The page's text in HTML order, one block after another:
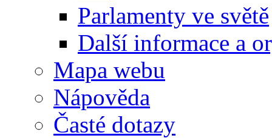
Parlamenty ve světě
Další informace a
Mapa webu
Nápověda
Časté dotazy